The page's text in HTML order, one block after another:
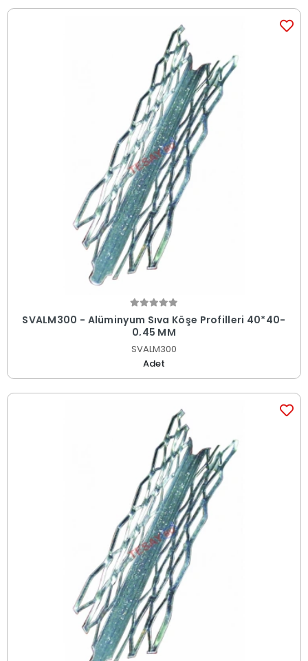
SVALM300 - Alüminyum Sıva Köşe Profilleri 40*40-
0,45 MM
SVALM300
Adet